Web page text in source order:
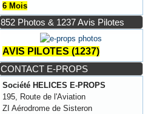
6 Mois
852 Photos & 1237 Avis Pilotes
AVIS PILOTES (1237)
CONTACT E-PROPS
Société HELICES E-PROPS
195, Route de l'Aviation
ZI Aérodrome de Sisteron